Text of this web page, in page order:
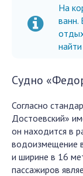
На
ванн.
найти
Судно
Согласно
Достоевский»
он находится в
водоизмещение
и ширине в 16
пассажиров